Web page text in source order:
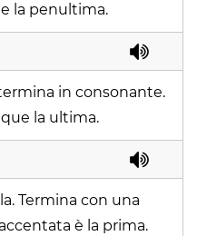
la penultima.
in consonante.
la ultima.
Termina con una
è la prima.